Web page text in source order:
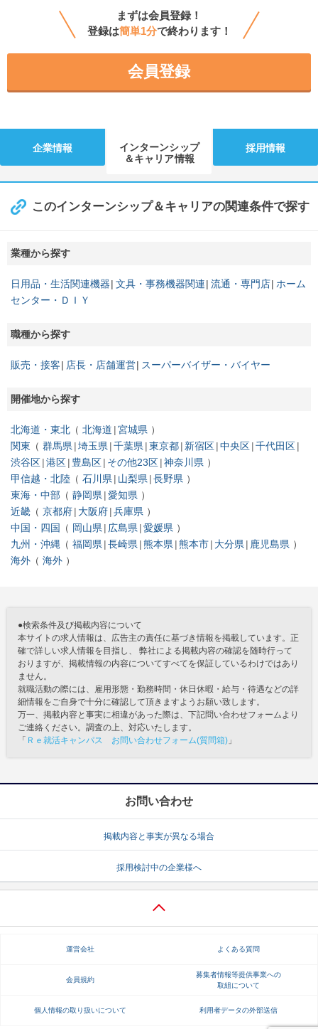
まずは会員登録！
登録は簡単1分で終わります！
会員登録
企業情報
インターンシップ
＆キャリア情報
採用情報
このインターンシップ＆キャリアの関連条件で探す
業種から探す
日用品・生活関連機器 文具・事務機器関連 流通・専門店 ホーム
センター・ＤＩＹ
職種から探す
販売・接客 店長・店舗運営 スーパーバイザー・バイヤー
開催地から探す
北海道・東北 北海道 宮城県
関東
群馬県 埼玉県 千葉県 東京都 新宿区 中央区 千代田区
渋谷区 港区 豊島区 その他23区 神奈川県
甲信越・北陸
石川県 山梨県 長野県
東海・中部
静岡県 愛知県
近畿
京都府 大阪府 兵庫県
中国・四国
岡山県 広島県 愛媛県
九州・沖縄
福岡県 長崎県 熊本県 熊本市 大分県
鹿児島県
海外
海外
●検索条件及び掲載内容について
本サイトの求人情報は、広告主の責任に基づき情報を掲載しています。正
確で詳しい求人情報を目指し、 弊社による掲載内容の確認を随時行って
おりますが、掲載情報の内容についてすべてを保証しているわけではあり
ません。
就職活動の際には、雇用形態・勤務時間・休日休暇・給与・待遇などの詳
細情報をご自身で十分に確認して頂きますようお願い致します。
万一、掲載内容と事実に相違があった際は、下記問い合わせフォームより
ご連絡ください。調査の上、対応いたします。
「 Ｒｅ就活キャンパス お問い合わせフォーム(質問箱) 」
お問い合わせ
掲載内容と事実が異なる場合
採用検討中の企業様へ
運営会社 よくある質問
会員規約
募集者情報等提供事業への
取組について
個人情報の取り扱いについて 利用者データの外部送信